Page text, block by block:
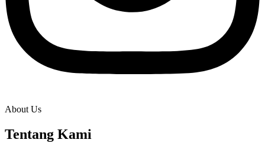
About Us
Tentang Kami